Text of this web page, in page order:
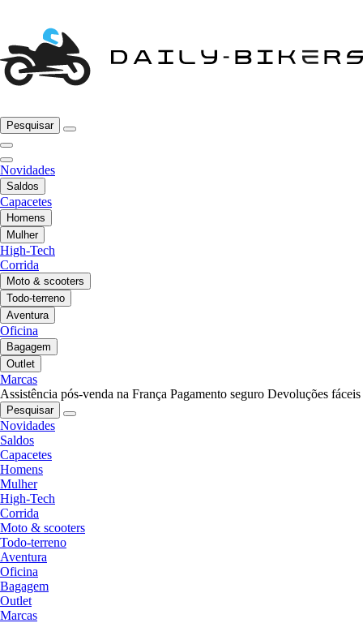
Pesquisar
Novidades
Saldos
Capacetes
Homens
Mulher
High-Tech
Corrida
Moto & scooters
Todo-terreno
Aventura
Oficina
Bagagem
Outlet
Marcas
Assistência pós-venda na França Pagamento seguro Devoluções fáceis
Pesquisar
Novidades
Saldos
Capacetes
Homens
Mulher
High-Tech
Corrida
Moto & scooters
Todo-terreno
Aventura
Oficina
Bagagem
Outlet
Marcas